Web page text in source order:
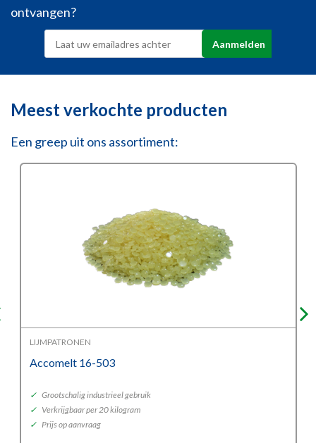
ontvangen?
Meest verkochte producten
Een greep uit ons assortiment:
LIJMPATRONEN
Accomelt 16-503
✓ Grootschalig industrieel gebruik
✓ Verkrijgbaar per 20 kilogram
✓ Prijs op aanvraag